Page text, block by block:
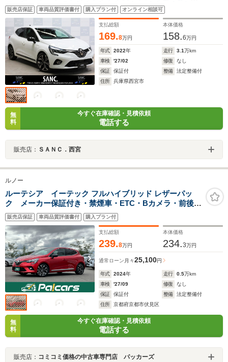
フィックジャムアシスト アダプティブクルーズコントロ
ール LEDヘッドライト CarPlay対応 バックカメラ 前後コ
ーナーセンサー
販売店保証 車両品質評価書付 購入プラン付 オンライン相談可
支払総額
169.8万円
本体価格
158.6万円
年式 2022年 走行 3.1万km
車検
'27/02 修復
なし
保証
保証付 整備
法定整備付
住所
兵庫県西宮市
無
料
今すぐ在庫確認・見積依頼
電話する
販売店： ＳＡＮＣ．西宮
ルノー
ルーテシア イーテック フルハイブリッド レザーパッ
ク メーカー保証付き・禁煙車・ETC・Bカメラ・前後純
正ドラレコ ・純正フロアマット・本革シート・シート
ヒーター・ステアリングヒーター・パーキングアシス
ト・レーンキープアシスト・スペアキー・禁煙車
販売店保証 車両品質評価書付 購入プラン付
支払総額
239.8万円
本体価格
234.3万円
通常ローン 月々25,100円
年式 2024年 走行 0.5万km
車検
'27/09 修復
なし
保証
保証付 整備
法定整備付
住所
京都府京都市伏見区
無
料
今すぐ在庫確認・見積依頼
電話する
販売店： コミコミ価格の中古車専門店 パッカーズ